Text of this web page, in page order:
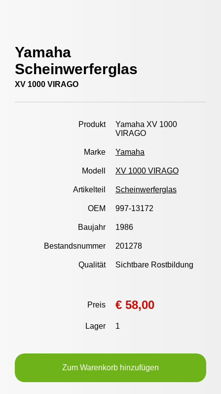
Yamaha
Scheinwerferglas
XV 1000 VIRAGO
Produkt
Yamaha XV 1000
VIRAGO
Marke Yamaha
Modell XV 1000 VIRAGO
Artikelteil Scheinwerferglas
OEM 997-13172
Baujahr 1986
Bestandsnummer 201278
Qualität Sichtbare Rostbildung
Preis € 58,00
Lager 1
Zum Warenkorb hinzufügen